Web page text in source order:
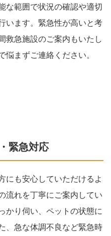
な範囲で状況の確認や適切
います。緊急性が高いと考
救急施設のご案内もいたし
悩まずご連絡ください。
緊急対応
にも安心していただけるよ
流れを丁寧にご案内してい
かり伺い、ペットの状態に
、急な体調不良など緊急時